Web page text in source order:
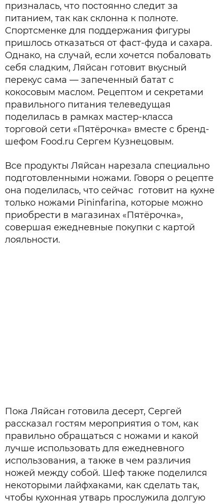
призналась, что постоянно следит за
питанием, так как склонна к полноте.
Спортсменке для поддержания фигуры
пришлось отказаться от фаст-фуда и сахара.
Однако, на случай, если хочется побаловать
себя сладким, Ляйсан готовит вкусный
перекус сама — запеченный батат с
кокосовым маслом. Рецептом и секретами
правильного питания телеведущая
поделилась в рамках мастер-класса
торговой сети «Пятёрочка» вместе с бренд-
шефом Food.ru Сергем Кузнецовым.
Все продукты Ляйсан нарезала специально
подготовленными ножами. Говоря о рецепте
она поделилась, что сейчас готовит на кухне
только ножами Pininfarina, которые можно
приобрести в магазинах «Пятёрочка»,
совершая ежедневные покупки с картой
лояльности.
Пока Ляйсан готовила десерт, Сергей
рассказал гостям мероприятия о том, как
правильно обращаться с ножами и какой
лучше использовать для ежедневного
использования, а также в чем различия
ножей между собой. Шеф также поделился
некоторыми лайфхаками, как сделать так,
чтобы кухонная утварь прослужила долгую